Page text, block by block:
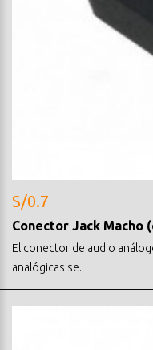
S/0.7
Conector Jack Macho
El conector de audio
analógicas se..